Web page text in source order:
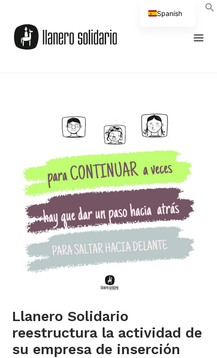
Llanero Solidario
reestructura la actividad de
su empresa de inserción
Spanish